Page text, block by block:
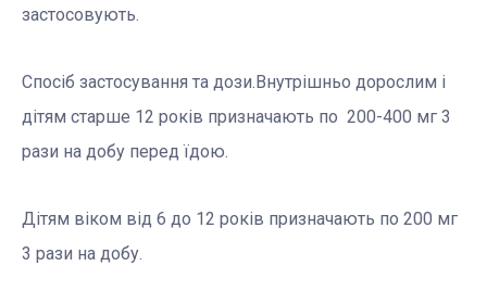
застосовують.
Спосіб застосування та дози.Внутрішньо дорослим і
дітям старше 12 років призначають по 200-400 мг 3
рази на добу перед їдою.
Дітям віком від 6 до 12 років призначають по 200 мг
3 рази на добу.